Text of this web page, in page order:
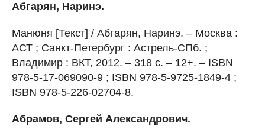
Абгарян, Наринэ.
Манюня [Текст] / Абгарян, Наринэ. – Москва :
АСТ ; Санкт-Петербург : Астрель-СПб. ;
Владимир : ВКТ, 2012. – 318 с. – 12+. – ISBN
978-5-17-069090-9 ; ISBN 978-5-9725-1849-4 ;
ISBN 978-5-226-02704-8.
Абрамов, Сергей Александрович.